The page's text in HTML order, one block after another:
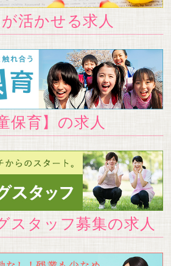
活かせる求人
保育】の求人
スタッフ募集の求人